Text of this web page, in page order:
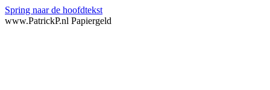
Spring naar de hoofdtekst
www.PatrickP.nl Papiergeld